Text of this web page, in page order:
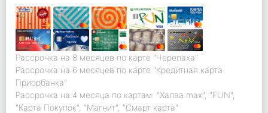
Рассрочка на 8 месяцев по карте "Черепаха"
Рассрочка на 6 месяцев по карте "Кредитная карта
Приорбанка"
Рассрочка на 4 месяца по картам: "Халва max", "FUN",
"Карта Покупок", "Магнит", "Смарт карта"